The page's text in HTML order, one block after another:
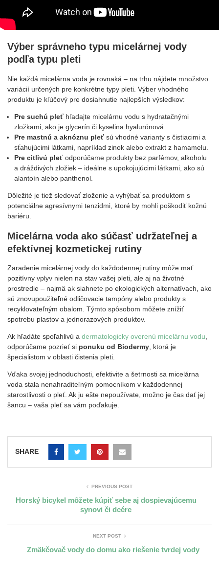
Výber správneho typu micelárnej vody
podľa typu pleti
Nie každá micelárna voda je rovnaká – na trhu nájdete množstvo
variácií určených pre konkrétne typy pleti. Výber vhodného
produktu je kľúčový pre dosiahnutie najlepších výsledkov:
Pre suchú pleť hľadajte micelárnu vodu s hydratačnými
zložkami, ako je glycerín či kyselina hyalurónová.
Pre mastnú a aknóznu pleť sú vhodné varianty s čistiacimi a
sťahujúcimi látkami, napríklad zinok alebo extrakt z hamamelu.
Pre citlivú pleť odporúčame produkty bez parfémov, alkoholu
a dráždivých zložiek – ideálne s upokojujúcimi látkami, ako sú
alantoín alebo panthenol.
Dôležité je tiež sledovať zloženie a vyhýbať sa produktom s
potenciálne agresívnymi tenzidmi, ktoré by mohli poškodiť kožnú
bariéru.
Micelárna voda ako súčasť udržateľnej a
efektívnej kozmetickej rutiny
Zaradenie micelárnej vody do každodennej rutiny môže mať
pozitívny vplyv nielen na stav vašej pleti, ale aj na životné
prostredie – najmä ak siahnete po ekologických alternatívach, ako
sú znovupoužiteľné odličovacie tampóny alebo produkty s
recyklovateľným obalom. Týmto spôsobom môžete znížiť
spotrebu plastov a jednorazových produktov.
Ak hľadáte spoľahlivú a dermatologicky overenú micelárnu vodu,
odporúčame pozrieť si ponuku od Biodermy, ktorá je
špecialistom v oblasti čistenia pleti.
Vďaka svojej jednoduchosti, efektivite a šetrnosti sa micelárna
voda stala nenahraditeľným pomocníkom v každodennej
starostlivosti o pleť. Ak ju ešte nepoužívate, možno je čas dať jej
šancu – vaša pleť sa vám poďakuje.
SHARE
PREVIOUS POST
Horský bicykel môžete kúpiť sebe aj dospievajúcemu
synovi či dcére
NEXT POST
Zmäkčovač vody do domu ako riešenie tvrdej vody